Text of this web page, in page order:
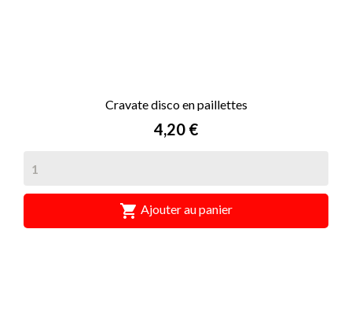
Cravate disco en paillettes
Prix
4,20 €
 Ajouter au panier